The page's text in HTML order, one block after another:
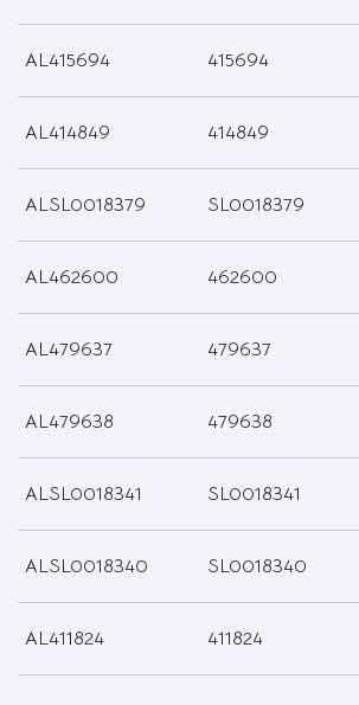
AL415694 415694
AL414849 414849
ALSL0018379 SL0018379
AL462600 462600
AL479637 479637
AL479638 479638
ALSL0018341 SL0018341
ALSL0018340 SL0018340
AL411824 411824